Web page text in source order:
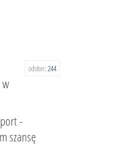
odsłon:244
w
-
szansę